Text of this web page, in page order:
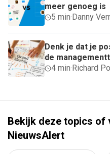
meer genoeg is
5 min· Danny
Denk je dat je
de
4 min· Richard
Bekijk deze topics of
NieuwsAlert